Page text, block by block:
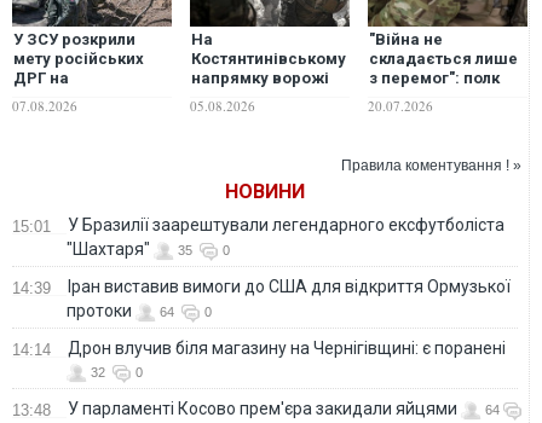
У ЗСУ розкрили
мету російських
ДРГ на
напрямку
07.08.2026
На
Костянтинівському
напрямку ворожі
завжди несуть із
05.08.2026
"Війна не
складається лише
з перемог": полк
заявою після
20.07.2026
Правила коментування ! »
НОВИНИ
15:01
У Бразилії заарештували легендарного ексфутболіста
"Шахтаря"
35 0
14:39
Іран виставив вимоги до США для відкриття Ормузької
протоки
64 0
14:14 Дрон влучив біля магазину на Чернігівщині: є поранені
32 0
13:48 У парламенті Косово прем'єра закидали яйцями
64